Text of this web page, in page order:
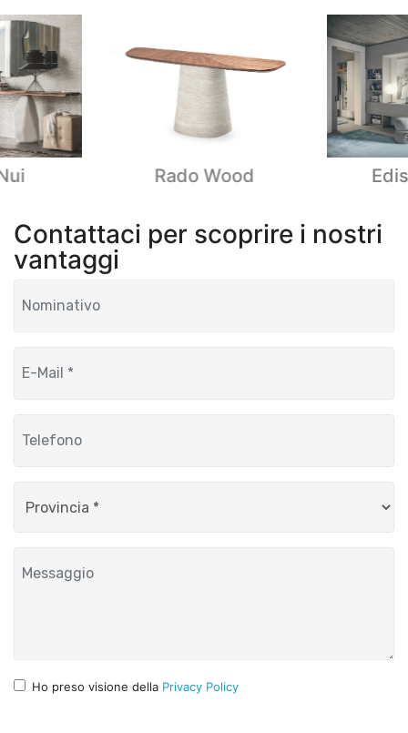
Rado Wood
Contattaci per scoprire i nostri
vantaggi
Ho preso visione della Privacy Policy